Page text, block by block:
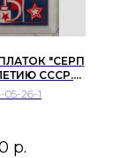
"СЕРП
СССР.
26-1
р.